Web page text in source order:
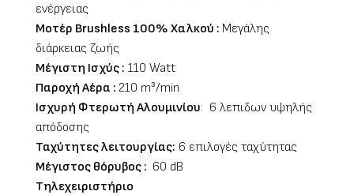
ενέργειας
Μοτέρ Brushless 100% Χαλκού : Μεγάλης
διάρκειας ζωής
Μέγιστη Ισχύς : 110 Watt
Παροχή Αέρα : 210 m³/min
Ισχυρή Φτερωτή Αλουμινίου: 6 λεπιδων υψηλής
απόδοσης
Ταχύτητες λειτουργίας: 6 επιλογές ταχύτητας
Μέγιστος θόρυβος : 60 dB
Τηλεχειριστήριο